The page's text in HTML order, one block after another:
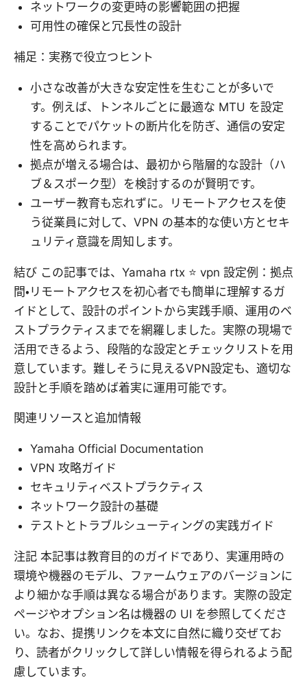
ネットワークの変更時の影響範囲の把握
可用性の確保と冗長性の設計
補足：実務で役立つヒント
小さな改善が大きな安定性を生むことが多いで
す。例えば、トンネルごとに最適な MTU を設定
することでパケットの断片化を防ぎ、通信の安定
性を高められます。
拠点が増える場合は、最初から階層的な設計（ハ
ブ＆スポーク型）を検討するのが賢明です。
ユーザー教育も忘れずに。リモートアクセスを使
う従業員に対して、VPN の基本的な使い方とセキ
ュリティ意識を周知します。
結び この記事では、Yamaha rtx ⭐ vpn 設定例：拠点
間・リモートアクセスを初心者でも簡単に理解するガ
イドとして、設計のポイントから実践手順、運用のベ
ストプラクティスまでを網羅しました。実際の現場で
活用できるよう、段階的な設定とチェックリストを用
意しています。難しそうに見えるVPN設定も、適切な
設計と手順を踏めば着実に運用可能です。
関連リソースと追加情報
Yamaha Official Documentation
VPN 攻略ガイド
セキュリティベストプラクティス
ネットワーク設計の基礎
テストとトラブルシューティングの実践ガイド
注記 本記事は教育目的のガイドであり、実運用時の
環境や機器のモデル、ファームウェアのバージョンに
より細かな手順は異なる場合があります。実際の設定
ページやオプション名は機器の UI を参照してくださ
い。なお、提携リンクを本文に自然に織り交ぜてお
り、読者がクリックして詳しい情報を得られるよう配
慮しています。